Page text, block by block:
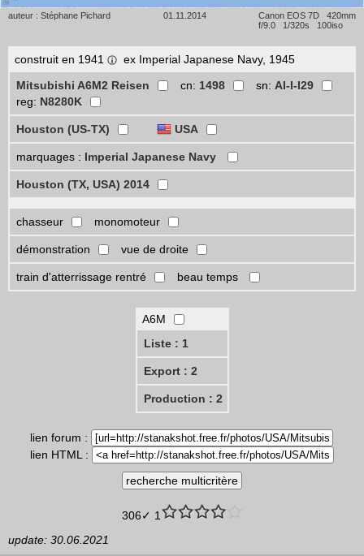
auteur : Stéphane Pichard 01.11.2014
Canon EOS 7D 420mm
f/9.0 1/320s 100iso
construit en 1941
ex Imperial Japanese Navy, 1945
Mitsubishi A6M2 Reisen
cn: 1498 sn: AI-I-I29
reg: N8280K
Houston (US-TX) USA
marquages : Imperial Japanese Navy
Houston (TX, USA) 2014
chasseur monomoteur
démonstration vue de droite
train d'atterrissage rentré beau temps
A6M
Liste : 1
Export : 2
Production : 2
lien forum :
lien HTML :
306✓ 1
update: 30.06.2021